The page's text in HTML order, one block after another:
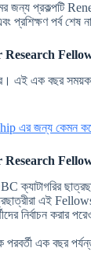
প্রকল্পটি Renew
প্রশিক্ষণ পর্ব
এক বছর
এর জন্য কেমন
এই
নির্বাচন করার
এক বছর পর্যন্ত